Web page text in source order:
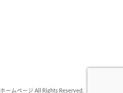
ームページ All Rights Reserved.